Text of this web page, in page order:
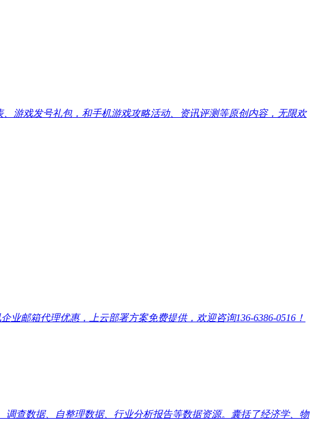
游戏发号礼包，和手机游戏攻略活动、资讯评测等原创内容，无限欢
邮箱代理优惠，上云部署方案免费提供，欢迎咨询136-6386-0516！
查数据、自整理数据、行业分析报告等数据资源。囊括了经济学、物